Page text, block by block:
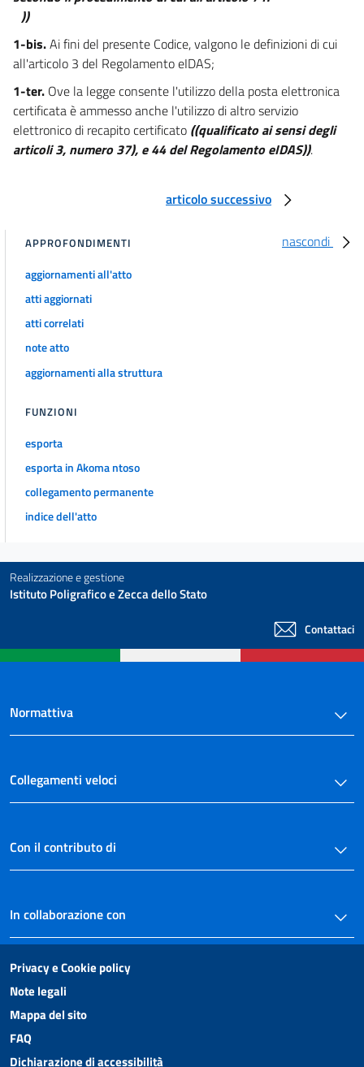
))
1-bis.Ai fini del presente Codice, valgono le definizioni di cui
all'articolo 3 del Regolamento eIDAS;
1-ter. Ove la legge consente l'utilizzo della posta elettronica
certificata è ammesso anche l'utilizzo di altro servizio
elettronico di recapito certificato ((qualificato ai sensi degli
articoli 3, numero 37), e 44 del Regolamento eIDAS)).
articolo successivo
nascondi
APPROFONDIMENTI
aggiornamenti all'atto
atti aggiornati
atti correlati
note atto
aggiornamenti alla struttura
FUNZIONI
esporta
esporta in Akoma ntoso
collegamento permanente
indice dell'atto
Realizzazione e gestione
Istituto Poligrafico e Zecca dello Stato
Contattaci
Normattiva
Collegamenti veloci
Con il contributo di
In collaborazione con
Privacy e Cookie policy
Note legali
Mappa del sito
FAQ
Dichiarazione di accessibilità